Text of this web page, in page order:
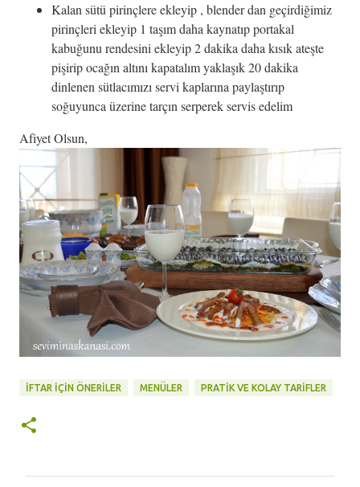
Kalan sütü pirinçlere ekleyip , blender dan geçirdiğimiz
pirinçleri ekleyip 1 taşım daha kaynatıp portakal
kabuğunu rendesini ekleyip 2 dakika daha kısık ateşte
pişirip ocağın altını kapatalım yaklaşık 20 dakika
dinlenen sütlacımızı servi kaplarına paylaştırıp
soğuyunca üzerine tarçın serperek servis edelim
Afiyet Olsun,
İFTAR İÇIN ÖNERILER MENÜLER PRATİK VE KOLAY TARİFLER